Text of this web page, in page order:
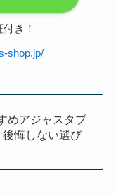
き！
shop.jp/
めアジャスタブ
後悔しない選び